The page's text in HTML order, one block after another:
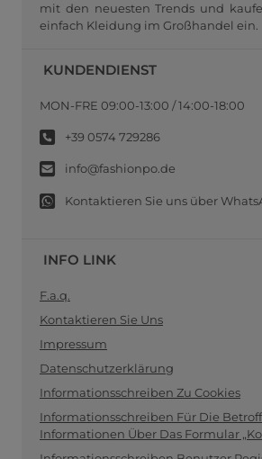
mit den neuesten Trends und
einfach Kleidung im Großhandel ein.
KUNDENDIENST
MON-FRE 09:00-13:00 / 14:00-18:00
+39 0574 729286
info@fashionpo.de
Kontaktieren Sie uns über
INFO LINK
F.a.q.
Kontaktieren Sie Uns
Impressum
Datenschutzerklärung
Informationsschreiben Zu Cookies
Informationsschreiben Für Die
Informationen Über Das Formular